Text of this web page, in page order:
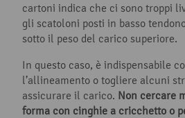
cartoni indica che ci sono troppi
gli scatoloni posti in basso
sotto il peso del carico superiore.
In questo caso, è indispensabile
l’allineamento o togliere alcuni
assicurare il carico. Non cercare
forma con cinghie a cricchetto o